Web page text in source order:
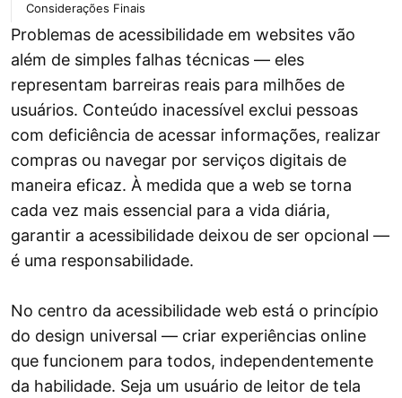
Problemas de acessibilidade em websites vão
além de simples falhas técnicas — eles
representam barreiras reais para milhões de
usuários. Conteúdo inacessível exclui pessoas
com deficiência de acessar informações, realizar
compras ou navegar por serviços digitais de
maneira eficaz. À medida que a web se torna
cada vez mais essencial para a vida diária,
garantir a acessibilidade deixou de ser opcional —
é uma responsabilidade.
No centro da acessibilidade web está o princípio
do design universal — criar experiências online
que funcionem para todos, independentemente
da habilidade. Seja um usuário de leitor de tela
Considerações Finais